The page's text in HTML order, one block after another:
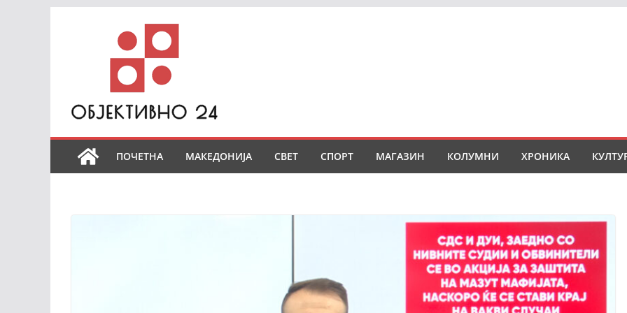
ПОЧЕТНА МАКЕДОНИЈА СВЕТ СПОРТ МАГАЗИН КОЛУМНИ ХРОНИКА